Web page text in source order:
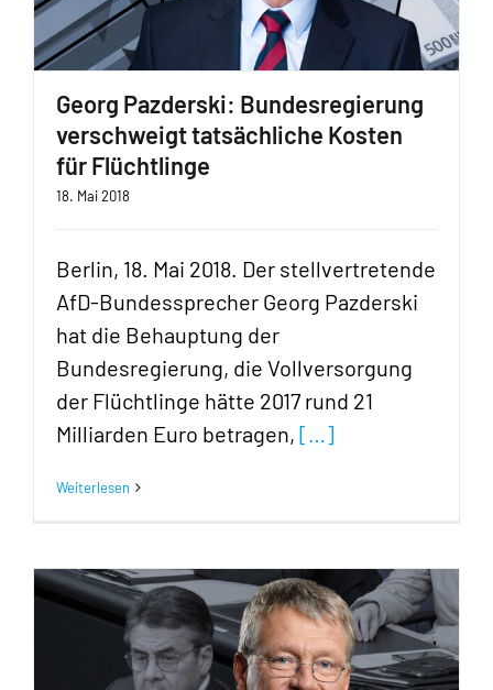
Georg Pazderski: Bundesregierung
verschweigt tatsächliche Kosten
für Flüchtlinge
18. Mai 2018
Berlin, 18. Mai 2018. Der stellvertretende
AfD-Bundessprecher Georg Pazderski
hat die Behauptung der
Bundesregierung, die Vollversorgung
der Flüchtlinge hätte 2017 rund 21
Milliarden Euro betragen, […]
Weiterlesen